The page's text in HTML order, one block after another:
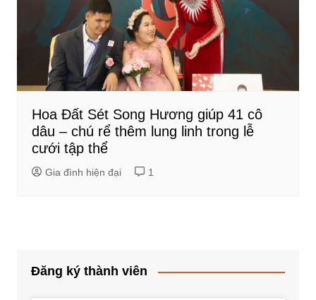
Hoa Đất Sét Song Hương giúp 41 cô
dâu – chú rể thêm lung linh trong lễ
cưới tập thể
Gia đình hiện đại 1
Đăng ký thành viên